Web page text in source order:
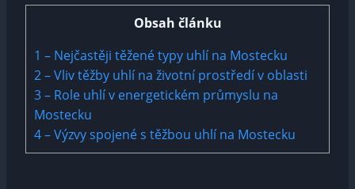
Obsah článku
1 – Nejčastěji těžené typy uhlí na Mostecku
2– Vliv těžby uhlí na životní prostředí v oblasti
3– Role uhlí v‍ energetickém průmyslu na
Mostecku
4– Výzvy spojené s⁤ těžbou uhlí na Mostecku